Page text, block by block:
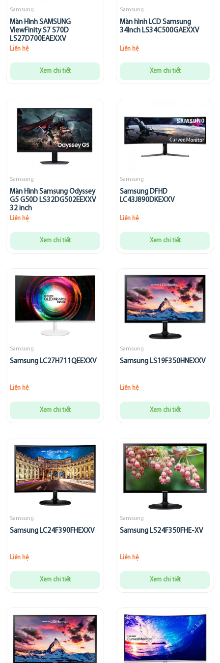
Samsung
Màn Hình SAMSUNG
ViewFinity S7 S70D
LS27D700EAEXXV
Liên hệ
Xem chi tiết
Samsung
Màn hình LCD Samsung
34Inch LS34C500GAEXXV
Liên hệ
Xem chi tiết
Samsung
Màn Hình Samsung Odyssey
G5 G50D LS32DG502EEXXV
32 inch
Liên hệ
Xem chi tiết
Samsung
Samsung DFHD
LC43J890DKEXXV
Liên hệ
Xem chi tiết
Samsung
Samsung LC27H711QEEXXV
Liên hệ
Xem chi tiết
Samsung
Samsung LS19F350HNEXXV
Liên hệ
Xem chi tiết
Samsung
Samsung LC24F390FHEXXV
Liên hệ
Xem chi tiết
Samsung
Samsung LS24F350FHE-XV
Liên hệ
Xem chi tiết